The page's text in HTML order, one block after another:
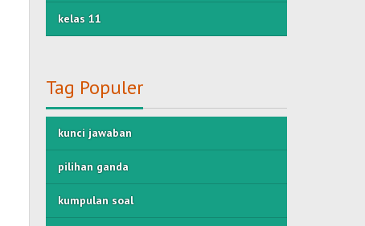
kelas 11
Tag Populer
kunci jawaban
pilihan ganda
kumpulan soal